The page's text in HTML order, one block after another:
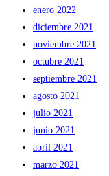
enero 2022
diciembre 2021
noviembre 2021
octubre 2021
septiembre 2021
agosto 2021
julio 2021
junio 2021
abril 2021
marzo 2021